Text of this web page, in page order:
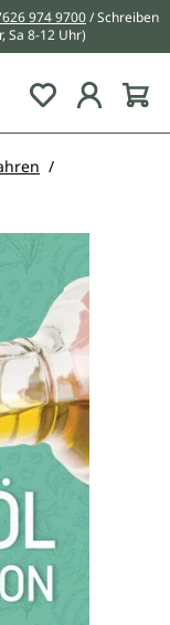
974 9700/ Schreiben
Sa 8-12 Uhr)
Du hast 0